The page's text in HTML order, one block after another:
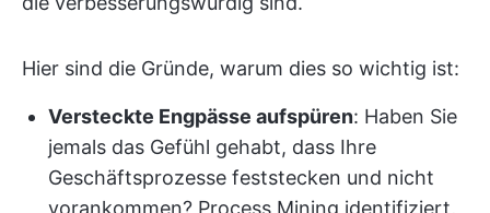
Hier sind die Gründe, warum dies so wichtig ist:
Versteckte Engpässe aufspüren: Haben Sie
jemals das Gefühl gehabt, dass Ihre
Geschäftsprozesse feststecken und nicht
vorankommen? Process Mining identifiziert,